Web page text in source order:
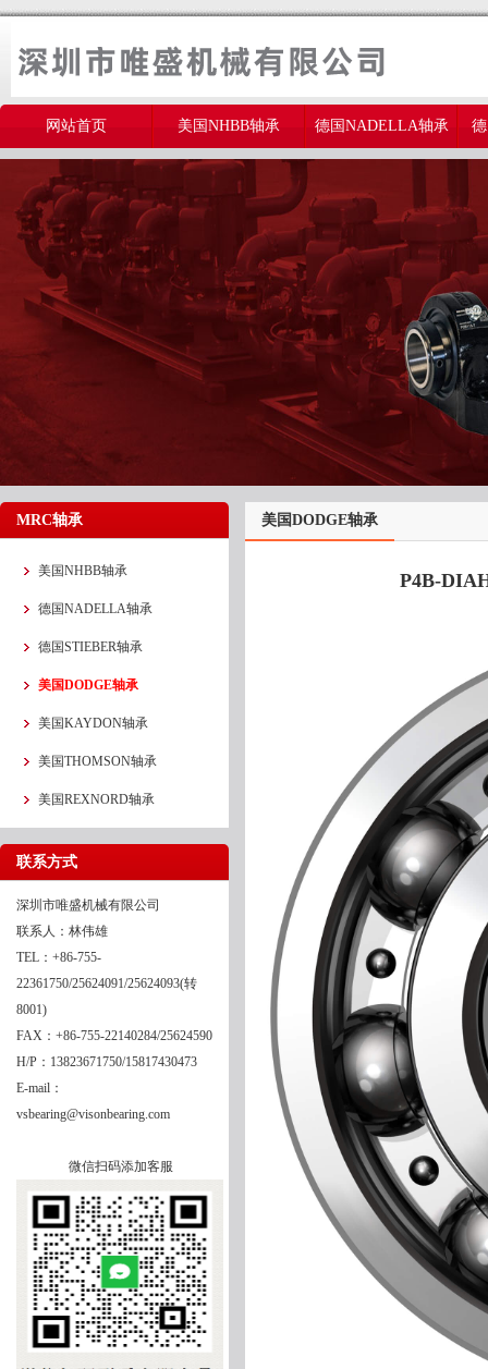
网站首页 美国NHBB轴承 德国NADELLA轴承
美国THOMSON轴承
MRC轴承
美国NHBB轴承
德国NADELLA轴承
德国STIEBER轴承
美国DODGE轴承
美国KAYDON轴承
美国THOMSON轴承
美国REXNORD轴承
联系方式
深圳市唯盛机械有限公司
联系人：林伟雄
TEL：+86-755-
22361750/25624091/25624093(转
8001)
FAX：+86-755-22140284/25624590
H/P：13823671750/15817430473
E-mail：
vsbearing@visonbearing.com
微信扫码添加客服
美国DODGE轴承
P4B-